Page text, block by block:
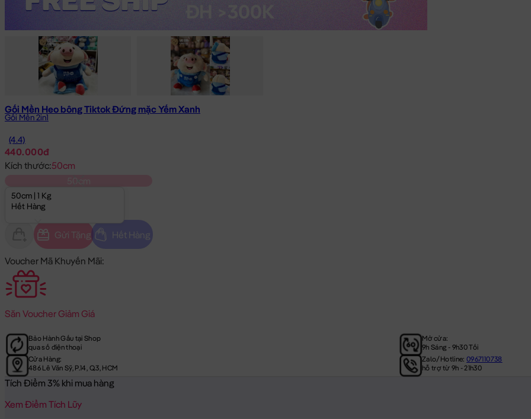
Gối Mền Heo bông Tiktok Đứng mặc Yếm Xanh
Gối Mền 2in1
(4.4)
440.000đ
Kích thước:50cm
50cm | 1 Kg
Hết Hàng
Gửi Tặng Hết Hàng
Voucher Mã Khuyến Mãi:
Săn Voucher Giảm Giá
Bảo Hành Gấu tại Shop
qua số điện thoại
Mở cửa:
9h Sáng - 9h30 Tối
Cửa Hàng:
486 Lê Văn Sỹ, P.14, Q.3, HCM
Zalo/Hotline:0967110738
hỗ trợ từ 9h - 21h30
Tích Điểm 3% khi mua hàng
Xem Điểm Tích Lũy